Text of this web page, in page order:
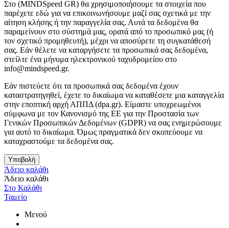
Στo (MINDSpeed GR) θα χρησιμοποιήσουμε τα στοιχεία που
παρέχετε εδώ για να επικοινωνήσουμε μαζί σας σχετικά με την
αίτηση κλήσης ή την παραγγελία σας. Αυτά τα δεδομένα θα
παραμείνουν στο σύστημά μας, ορατά από το προσωπικό μας (ή
τον σχετικό προμηθευτή), μέχρι να αποσύρετε τη συγκατάθεσή
σας. Εάν θέλετε να καταργήσετε τα προσωπικά σας δεδομένα,
στείλτε ένα μήνυμα ηλεκτρονικού ταχυδρομείου στο
info@mindspeed.gr.
Εάν πιστεύετε ότι τα προσωπικά σας δεδομένα έχουν
καταστρατηγηθεί, έχετε το δικαίωμα να καταθέσετε μια καταγγελία
στην εποπτική αρχή ΑΠΠΔ (dpa.gr). Είμαστε υποχρεωμένοι
σύμφωνα με τον Κανονισμό της ΕΕ για την Προστασία των
Γενικών Προσωπικών Δεδομένων (GDPR) να σας ενημερώσουμε
για αυτό το δικαίωμα. Όμως πραγματικά δεν σκοπεύουμε να
καταχραστούμε τα δεδομένα σας.
Υποβολή
Άδειο καλάθι
Άδειο καλάθι
Στο Καλάθι
Ταμείο
Μενού